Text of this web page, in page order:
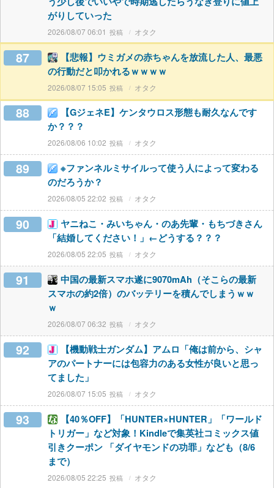
がりしていった
2026/08/07 06:01 オタク
87
【悲報】ウミガメの赤ちゃんを放流した人、最悪
の行動だと叩かれるｗｗｗｗ
2026/08/07 15:05 オタク
88
【GジェネE】ケンタウロス形態も耐久なんです
か？？？
2026/08/06 10:02 オタク
89
※ファンネルミサイルって使う人によって変わる
のだろうか？
2026/08/05 22:02 オタク
90
ヤニねこ・みいちゃん・のあ先輩・もちづきさん
「結婚してください！」←どうする？？？
2026/08/05 22:05 オタク
91
中国の最新スマホ遂に9070mAh（そこらの最新
スマホの約2倍）のバッテリーを積んでしまうｗｗ
ｗ
2026/08/07 06:32 オタク
92
【機動戦士ガンダム】アムロ「俺は前から、シャ
アのパートナーには包容力のある女性が良いと思っ
てました」
2026/08/07 15:05 オタク
93
【40％OFF】「HUNTER×HUNTER」「ワールド
トリガー」など対象！Kindleで集英社コミックス値
引きクーポン 「ダイヤモンドの功罪」なども（8/6
まで）
2026/08/05 22:25 オタク